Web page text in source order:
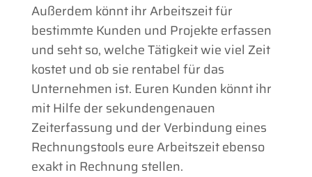
Außerdem könnt ihr Arbeitszeit für
bestimmte Kunden und Projekte erfassen
und seht so, welche Tätigkeit wie viel Zeit
kostet und ob sie rentabel für das
Unternehmen ist. Euren Kunden könnt ihr
mit Hilfe der sekundengenauen
Zeiterfassung und der Verbindung eines
Rechnungstools eure Arbeitszeit ebenso
exakt in Rechnung stellen.